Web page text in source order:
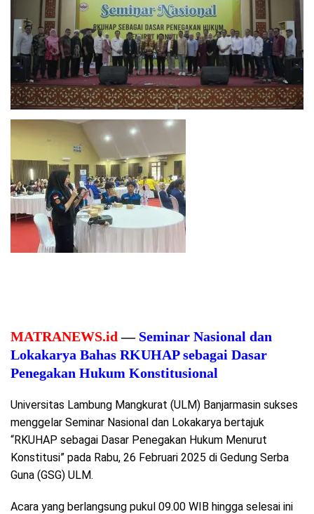
MATRANEWS.id — Seminar Nasional dan
Lokakarya Bahas RKUHAP sebagai Dasar
Penegakan Hukum Konstitusional
Universitas Lambung Mangkurat (ULM) Banjarmasin sukses
menggelar Seminar Nasional dan Lokakarya bertajuk
“RKUHAP sebagai Dasar Penegakan Hukum Menurut
Konstitusi” pada Rabu, 26 Februari 2025 di Gedung Serba
Guna (GSG) ULM.
Acara yang berlangsung pukul 09.00 WIB hingga selesai ini